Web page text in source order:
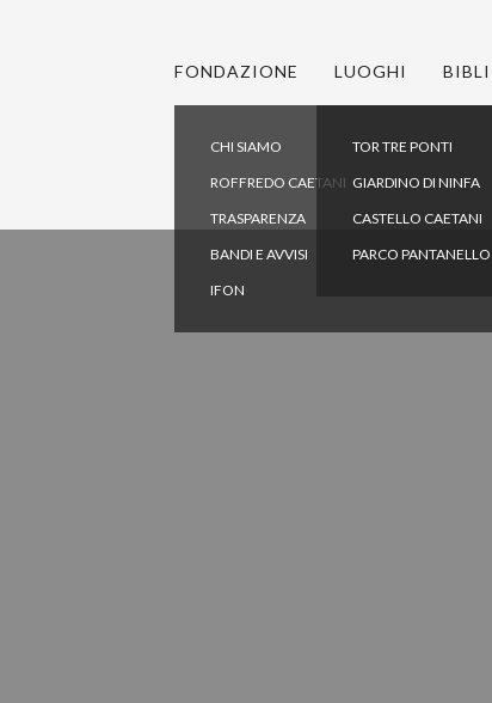
FONDAZIONE
CHI SIAMO
ROFFREDO CAETANI
TRASPARENZA
BANDI E AVVISI
IFON
LUOGHI
TOR TRE PONTI
GIARDINO DI NINFA
CASTELLO CAETANI
PARCO PANTANELLO